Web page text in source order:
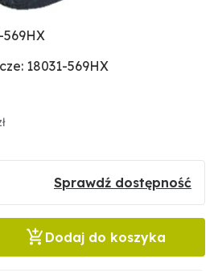
18031-569HX
Sprawdź dostępność
Dodaj do koszyka